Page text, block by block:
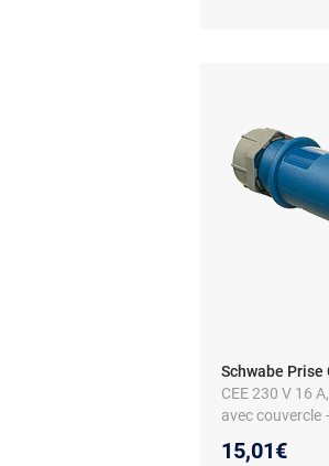
Schwabe Prise
CEE 230 V 16
avec couvercle
15,01€